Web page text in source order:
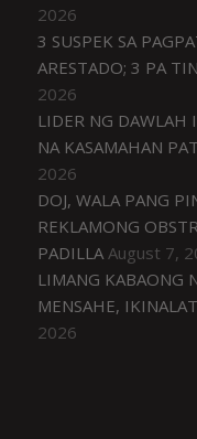
2026
3 SUSPEK SA
ARESTADO; 3 PA
2026
LIDER NG DAWLAH
NA KASAMAHAN
2026
DOJ, WALA PANG
REKLAMONG
PADILLA August 7,
LIMANG KABAONG
MENSAHE,
2026